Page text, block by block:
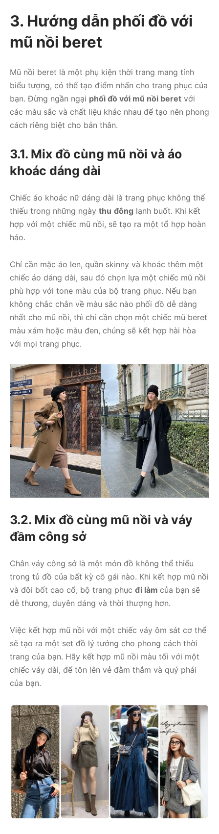
3. Hướng dẫn phối đồ với
mũ nồi beret
Mũ nồi beret là một phụ kiện thời trang mang tính
biểu tượng, có thể tạo điểm nhấn cho trang phục của
bạn. Đừng ngần ngại phối đồ với mũ nồi beret với
các màu sắc và chất liệu khác nhau để tạo nên phong
cách riêng biệt cho bản thân.
3.1. Mix đồ cùng mũ nồi và áo
khoác dáng dài
Chiếc áo khoác nữ dáng dài là trang phục không thể
thiếu trong những ngày thu đông lạnh buốt. Khi kết
hợp với một chiếc mũ nồi, sẽ tạo ra một tổ hợp hoàn
hảo.
Chỉ cần mặc áo len, quần skinny và khoác thêm một
chiếc áo dáng dài, sau đó chọn lựa một chiếc mũ nồi
phù hợp với tone màu của bộ trang phục. Nếu bạn
không chắc chắn về màu sắc nào phối đồ dễ dàng
nhất cho mũ nồi, thì chỉ cần chọn một chiếc mũ beret
màu xám hoặc màu đen, chúng sẽ kết hợp hài hòa
với mọi trang phục.
3.2. Mix đồ cùng mũ nồi và váy
đầm công sở
Chân váy công sở là một món đồ không thể thiếu
trong tủ đồ của bất kỳ cô gái nào. Khi kết hợp mũ nồi
và đôi bốt cao cổ, bộ trang phục đi làm của bạn sẽ
dễ thương, duyên dáng và thời thượng hơn.
Việc kết hợp mũ nồi với một chiếc váy ôm sát cơ thể
sẽ tạo ra một set đồ lý tưởng cho phong cách thời
trang của bạn. Hãy kết hợp mũ nồi màu tối với một
chiếc váy dài, để tôn lên vẻ đằm thắm và quý phái
của bạn.